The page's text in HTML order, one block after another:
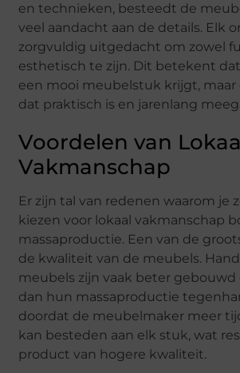
en technieken, besteedt de
veel aandacht aan de details. Elk
zorgvuldig uitgedacht om zowel
esthetisch te zijn. Dit betekent
een mooi meubelstuk krijgt, maar
dat praktisch is en jarenlang
Voordelen van
Vakmanschap
Er zijn tal van redenen waarom je
kiezen voor lokaal vakmanschap
massaproductie. Een van de
de kwaliteit van de meubels.
meubels zijn vaak beter
dan hun massaproductie
doordat de meubelmaker meer
kan besteden aan elk stuk, wat
product van hogere kwaliteit.